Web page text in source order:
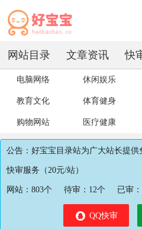
网站目录 文章资讯 快
电脑网络 休闲娱乐
教育文化 体育健身
购物网站 医疗健康
公告：好宝宝目录站为广大站长提供
快审服务（20元/站）
网站： 803个 待审： 12个 已审：
QQ快审